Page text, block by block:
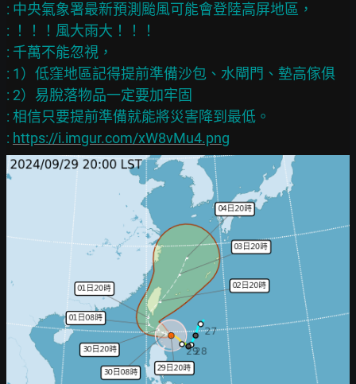
: 中央氣象署最新預測颱風可能會登陸高屏地區，
: ！！！風大雨大！！！
: 千萬不能忽視，
: 1）低窪地區記得提前準備沙包、水閘門、墊高傢俱
: 2）易脫落物品一定要加牢固
: 相信只要提前準備就能將災害降到最低。
: https://i.imgur.com/xW8vMu4.png